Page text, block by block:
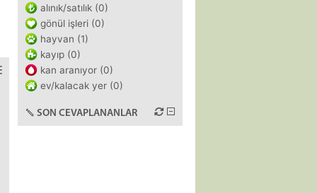
alınık/satılık (0)
gönül işleri (0)
hayvan (1)
kayıp (0)
kan aranıyor (0)
ev/kalacak yer (0)
SON CEVAPLANANLAR